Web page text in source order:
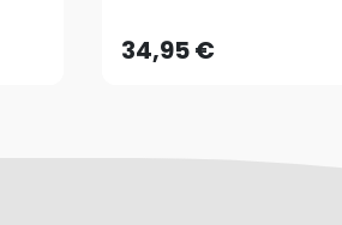
34,95 €AJOUTER AU PANIER